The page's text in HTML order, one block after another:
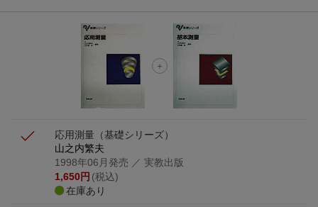
楽天モバイル紹介キャンペーンの拡散で300円OFFクーポン
条件達成で楽天限定・宝塚歌劇 宙組貸切公演ペアチケット
応用測量 （基礎シリーズ）
山之内繁夫
1998年06月発売 ／ 実教出版
1,650円 (税込)
在庫あり